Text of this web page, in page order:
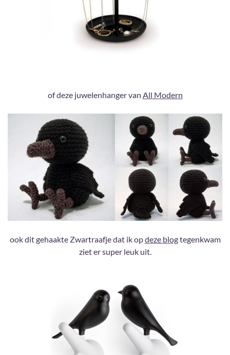
of deze juwelenhanger van All Modern
ook dit gehaakte Zwartraafje dat ik opdeze blogtegenkwam
ziet er super leuk uit.